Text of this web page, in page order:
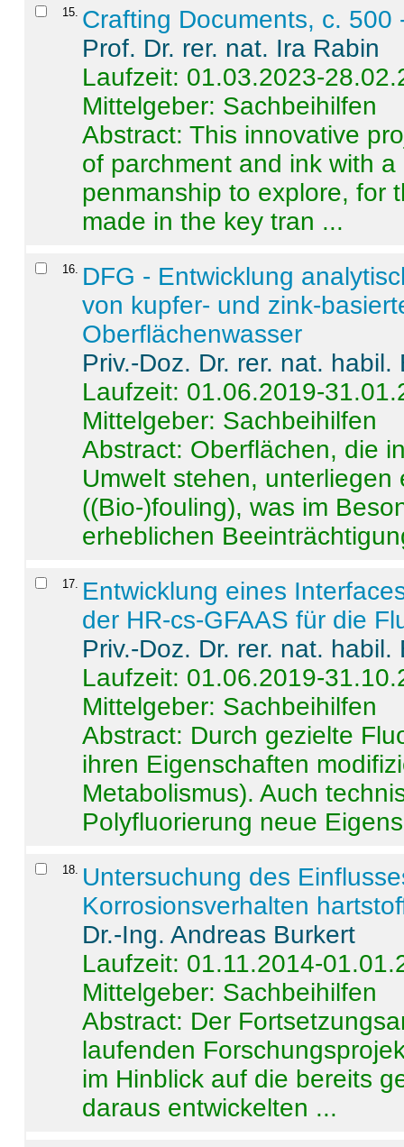
15 Crafting Documents, c. 500
Prof. Dr. rer. nat. Ira Rabin
Laufzeit: 01.03.2023-
Mittelgeber: Sachbeihilfen
Abstract:This innovative
of parchment and ink with
penmanship to explore, for
made in the key tran ...
16
DFG - Entwicklung
von kupfer- und zink-
Oberflächenwasser
Priv.-Doz. Dr. rer. nat.
Laufzeit: 01.06.2019-
Mittelgeber: Sachbeihilfen
Abstract: Oberflächen, die
Umwelt stehen,
((Bio-)fouling), was im
erheblichen
17
Entwicklung eines
der HR-cs-GFAAS für die
Priv.-Doz. Dr. rer. nat.
Laufzeit: 01.06.2019-
Mittelgeber: Sachbeihilfen
Abstract: Durch gezielte
ihren Eigenschaften
Metabolismus). Auch
Polyfluorierung neue
18
Untersuchung des
Korrosionsverhalten
Dr.-Ing. Andreas Burkert
Laufzeit: 01.11.2014-
Mittelgeber: Sachbeihilfen
Abstract: Der
laufenden
im Hinblick auf die bereits
daraus entwickelten ...